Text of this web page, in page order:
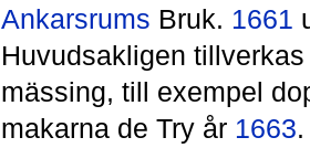
Ankarsrums Bruk. 1661
Huvudsakligen
mässing, till exempel
makarna de Try år 1663